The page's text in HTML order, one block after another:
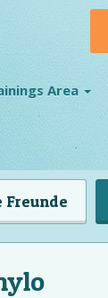
Area
Freunde